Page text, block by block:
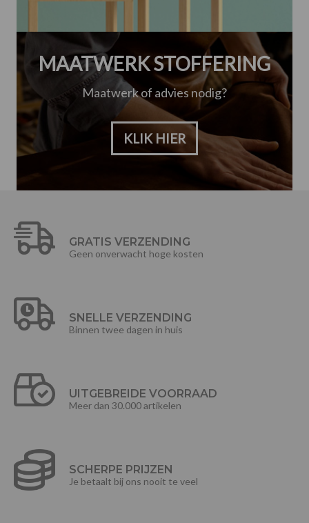
MAATWERK STOFFERING
Maatwerk of advies nodig?
KLIK HIER
GRATIS VERZENDING
Geen onverwacht hoge kosten
SNELLE VERZENDING
Binnen twee dagen in huis
UITGEBREIDE VOORRAAD
Meer dan 30.000 artikelen
SCHERPE PRIJZEN
Je betaalt bij ons nooit te veel